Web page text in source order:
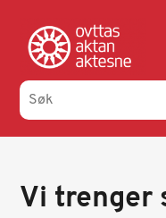
hovedinnhold
Vi trenger